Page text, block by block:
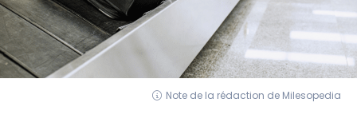
Note de la rédaction de Milesopedia